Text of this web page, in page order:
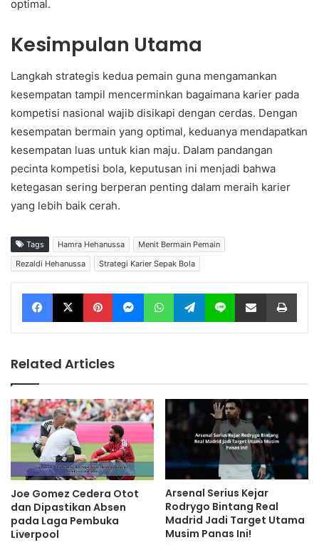
optimal.
Kesimpulan Utama
Langkah strategis kedua pemain guna mengamankan
kesempatan tampil mencerminkan bagaimana karier pada
kompetisi nasional wajib disikapi dengan cerdas. Dengan
kesempatan bermain yang optimal, keduanya mendapatkan
kesempatan luas untuk kian maju. Dalam pandangan
pecinta kompetisi bola, keputusan ini menjadi bahwa
ketegasan sering berperan penting dalam meraih karier
yang lebih baik cerah.
Tags Hamra Hehanussa
Menit Bermain Pemain
Rezaldi Hehanussa
Strategi Karier Sepak Bola
Facebook X Pinterest Messenger WhatsApp Telegram Line Share via Email
Related Articles
Joe Gomez Cedera Otot
dan Dipastikan Absen
pada Laga Pembuka
Liverpool
Arsenal Serius Kejar
Rodrygo Bintang Real
Madrid Jadi Target Utama
Musim Panas Ini!